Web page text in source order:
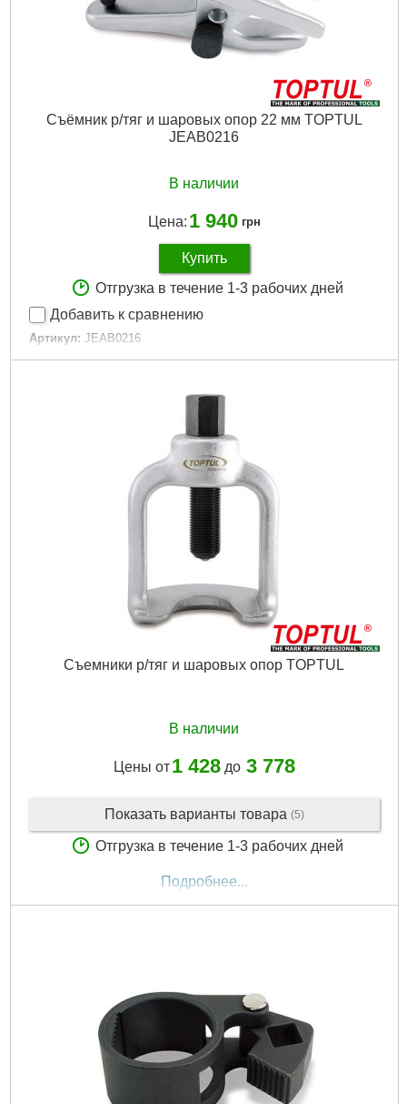
Съёмник р/тяг и шаровых опор 22 мм TOPTUL
JEAB0216
В наличии
Цена: 1 940 грн
Купить
Отгрузка в течение 1-3 рабочих дней
Добавить к сравнению
Артикул: JEAB0216
Код товара: 10.34.48
Максимальное раскрытие: 55 мм
Габариты упаковки: 125x185x70 мм
1,325 г
Подробнее...
Съемники р/тяг и шаровых опор TOPTUL
В наличии
Цены от 1 428до 3 778
Показать варианты товара (5)
Отгрузка в течение 1-3 рабочих дней
Подробнее...